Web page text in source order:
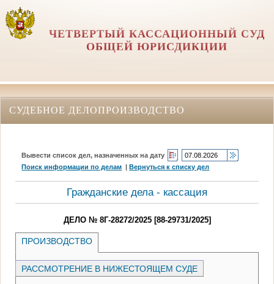
ЧЕТВЕРТЫЙ КАССАЦИОННЫЙ СУД
ОБЩЕЙ ЮРИСДИКЦИИ
СУДЕБНОЕ ДЕЛОПРОИЗВОДСТВО
Вывести список дел, назначенных на дату
Поиск информации по делам |Вернуться к списку дел
Гражданские дела - кассация
ДЕЛО № 8Г-28272/2025 [88-29731/2025]
ПРОИЗВОДСТВО
РАССМОТРЕНИЕ В НИЖЕСТОЯЩЕМ СУДЕ